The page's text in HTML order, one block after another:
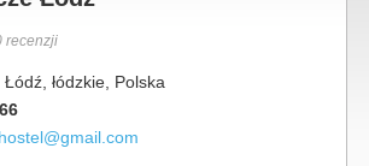
recenzji
łódzkie, Polska